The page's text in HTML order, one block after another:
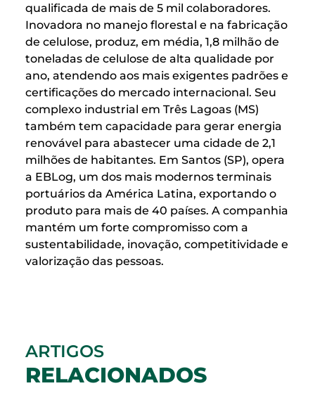
qualificada de mais de 5 mil colaboradores.
Inovadora no manejo florestal e na fabricação
de celulose, produz, em média, 1,8 milhão de
toneladas de celulose de alta qualidade por
ano, atendendo aos mais exigentes padrões e
certificações do mercado internacional. Seu
complexo industrial em Três Lagoas (MS)
também tem capacidade para gerar energia
renovável para abastecer uma cidade de 2,1
milhões de habitantes. Em Santos (SP), opera
a EBLog, um dos mais modernos terminais
portuários da América Latina, exportando o
produto para mais de 40 países. A companhia
mantém um forte compromisso com a
sustentabilidade, inovação, competitividade e
valorização das pessoas.
ARTIGOS
RELACIONADOS